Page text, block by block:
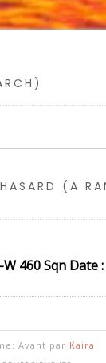
(A
460 Sqn Date
Avant par Kaira